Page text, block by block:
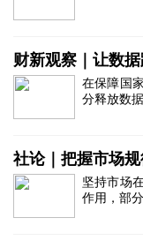
财新观察｜让数
在保障国
分释放数
社论｜把握市场
坚持市场
作用，部